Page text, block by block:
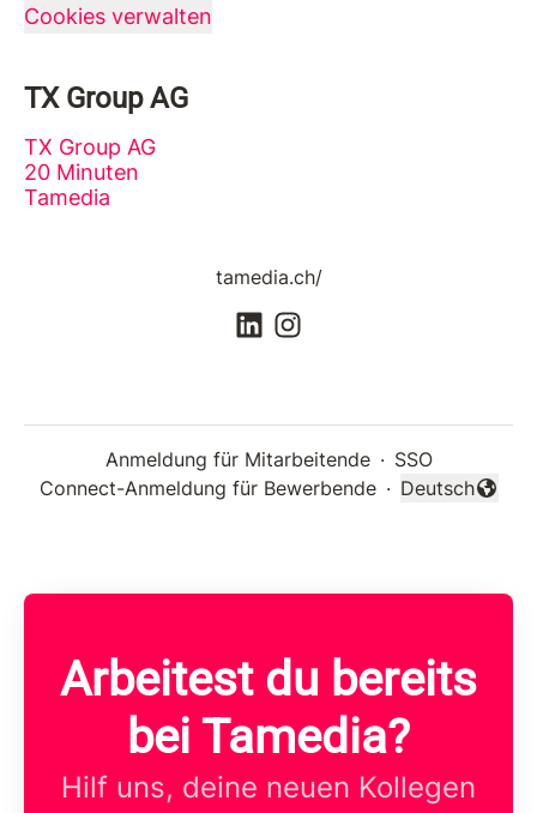
Cookies verwalten
TX Group AG
TX Group AG
20 Minuten
Tamedia
tamedia.ch/
Anmeldung für Mitarbeitende · SSO
Connect-Anmeldung für Bewerbende ·
Sprache
Deutsch
Arbeitest du bereits
bei Tamedia?
Hilf uns, deine neuen Kollegen